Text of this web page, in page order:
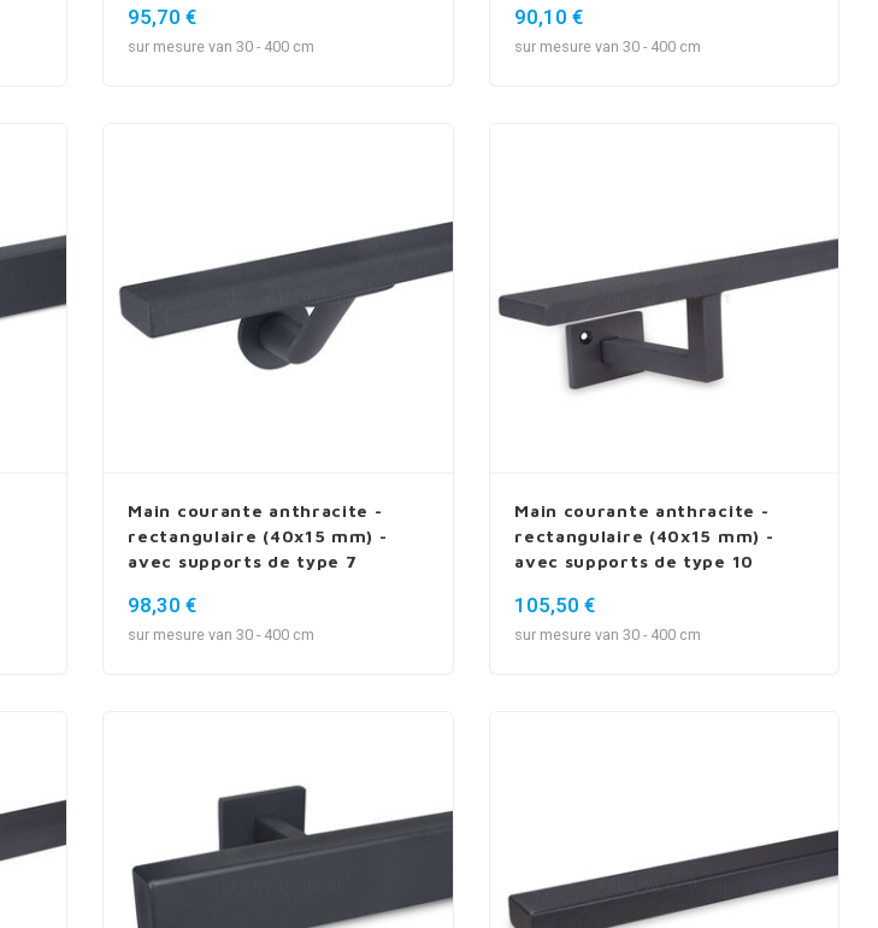
95,70 €
sur mesure van 30 - 400 cm
90,10 €
sur mesure van 30 - 400 cm
Main courante anthracite -
rectangulaire (40x15 mm) -
avec supports de type 7
98,30 €
sur mesure van 30 - 400 cm
Main courante anthracite -
rectangulaire (40x15 mm) -
avec supports de type 10
105,50 €
sur mesure van 30 - 400 cm